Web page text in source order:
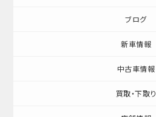
ブログ
新車情報
中古車情報
買取・下取り